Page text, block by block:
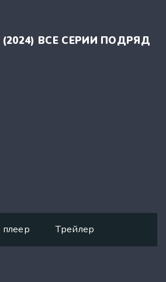
ВСЕ СЕРИИ ПОДРЯД
плеер Трейлер